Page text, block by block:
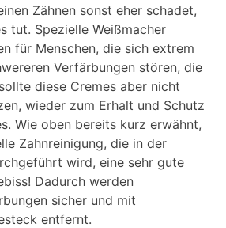
Zähnen sonst eher schadet,
tut. Spezielle Weißmacher
für Menschen, die sich extrem
Verfärbungen stören, die
diese Cremes aber nicht
wieder zum Erhalt und Schutz
Wie oben bereits kurz erwähnt,
Zahnreinigung, die in der
wird, eine sehr gute
Dadurch werden
sicher und mit
entfernt.